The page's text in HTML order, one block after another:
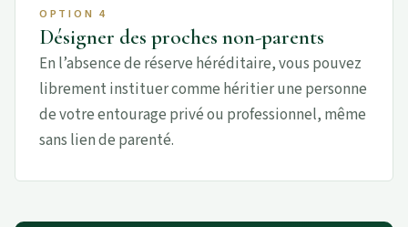
OPTION 4
Désigner des proches non-parents
En l’absence de réserve héréditaire, vous pouvez
librement instituer comme héritier une personne
de votre entourage privé ou professionnel, même
sans lien de parenté.